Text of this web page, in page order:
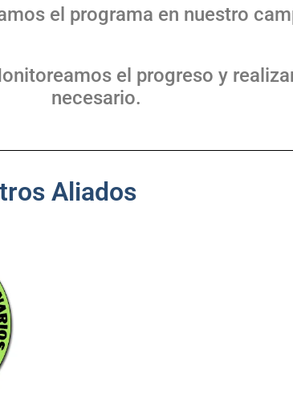
el programa en nuestro
el progreso y
necesario.
Aliados